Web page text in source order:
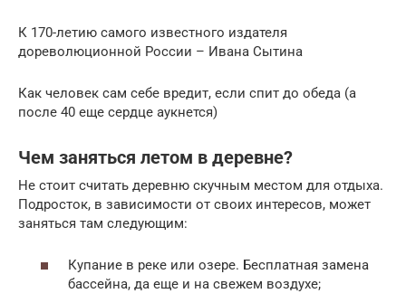
К 170-летию самого известного издателя
дореволюционной России – Ивана Сытина
Как человек сам себе вредит, если спит до обеда (а
после 40 еще сердце аукнется)
Чем заняться летом в деревне?
Не стоит считать деревню скучным местом для отдыха.
Подросток, в зависимости от своих интересов, может
заняться там следующим:
Купание в реке или озере. Бесплатная замена
бассейна, да еще и на свежем воздухе;